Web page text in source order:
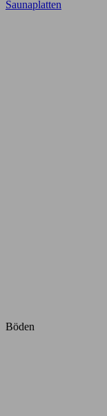
Saunaplatten
Böden